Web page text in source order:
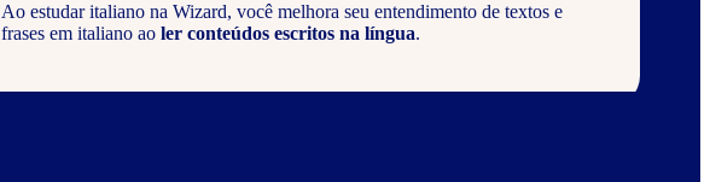
Ao estudar italiano na Wizard, você melhora seu entendimento de textos e
frases em italiano ao ler conteúdos escritos na língua.